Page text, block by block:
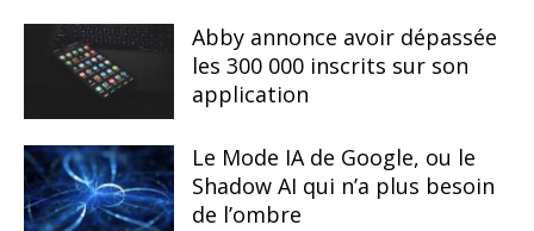
Abby annonce avoir dépassée
les 300 000 inscrits sur son
application
Le Mode IA de Google, ou le
Shadow AI qui n’a plus besoin
de l’ombre